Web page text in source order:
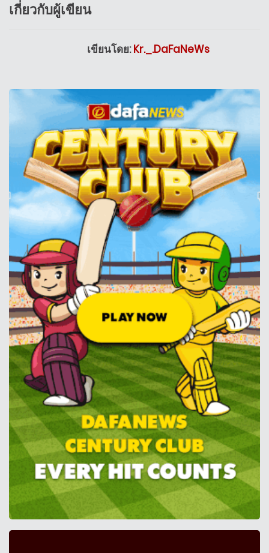
เกี่ยวกับผู้เขียน
เขียนโดย:Kr._.DaFaNeWs